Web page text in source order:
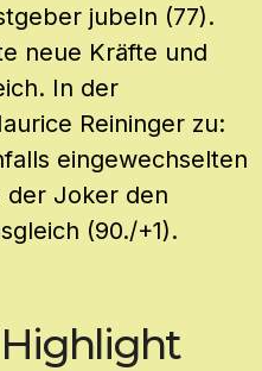
jubeln (77).
neue Kräfte und
In der
Reininger zu:
eingewechselten
der Joker den
(90./+1).